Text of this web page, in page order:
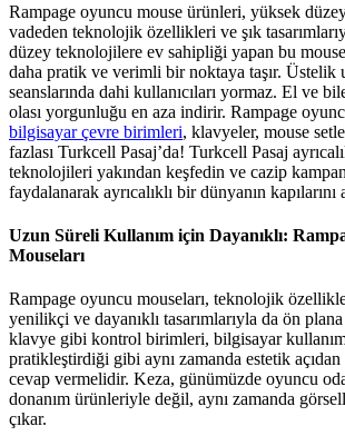
Rampage oyuncu mouse ürünleri, yüksek
vadeden teknolojik özellikleri ve şık
düzey teknolojilere ev sahipliği yapan bu
daha pratik ve verimli bir noktaya taşır. Üstelik
seanslarında dahi kullanıcıları yormaz. El ve
olası yorgunluğu en aza indirir. Rampage
bilgisayar çevre birimleri, klavyeler, mouse
fazlası Turkcell Pasaj’da! Turkcell Pasaj
teknolojileri yakından keşfedin ve cazip
faydalanarak ayrıcalıklı bir dünyanın kapılarını
Uzun Süreli Kullanım için Dayanıklı:
Mouseları
Rampage oyuncu mouseları, teknolojik
yenilikçi ve dayanıklı tasarımlarıyla da ön
klavye gibi kontrol birimleri, bilgisayar
pratikleştirdiği gibi aynı zamanda estetik
cevap vermelidir. Keza, günümüzde oyuncu
donanım ürünleriyle değil, aynı zamanda
çıkar.